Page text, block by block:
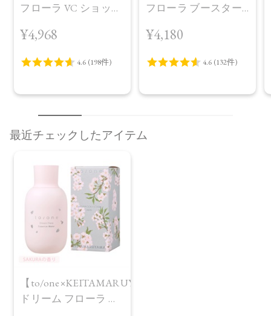
フローラ VC ショット
¥4,968
フローラ ブースター
＞
¥4,180
最近チェックしたアイテム
【to/one×KEITAMARUYAMA】
ドリーム フローラ エ